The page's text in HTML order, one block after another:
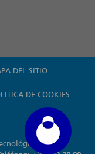
DEL SITIO
DE COOKIES
de